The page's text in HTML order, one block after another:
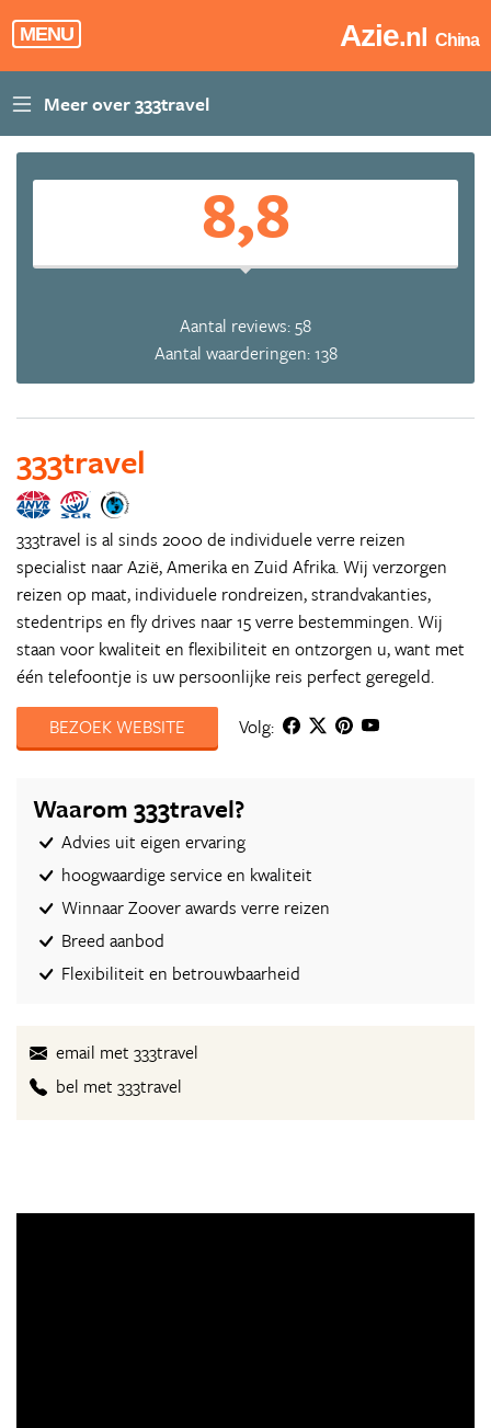
MENU Azie.nl China
8,8
Aantal reviews: 58
Aantal waarderingen: 138
333travel
333travel is al sinds 2000 de individuele verre reizen
specialist naar Azië, Amerika en Zuid Afrika. Wij verzorgen
reizen op maat, individuele rondreizen, strandvakanties,
stedentrips en fly drives naar 15 verre bestemmingen. Wij
staan voor kwaliteit en flexibiliteit en ontzorgen u, want met
één telefoontje is uw persoonlijke reis perfect geregeld.
BEZOEK WEBSITE
Volg:
Waarom 333travel?
Advies uit eigen ervaring
hoogwaardige service en kwaliteit
Winnaar Zoover awards verre reizen
Breed aanbod
Flexibiliteit en betrouwbaarheid
email met 333travel
bel met 333travel